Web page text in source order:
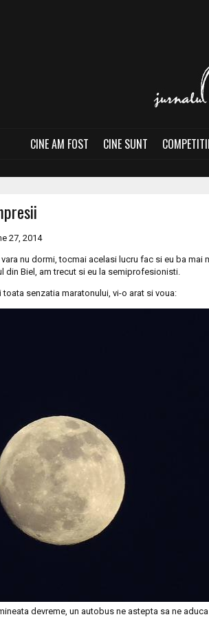
CINE AM FOST CINE SUNT COMPETITII
27, 2014
nu dormi, tocmai acelasi lucru fac si eu ba mai
din Biel, am trecut si eu la semiprofesionisti.
senzatia maratonului, vi-o arat si voua:
devreme, un autobus ne astepta sa ne